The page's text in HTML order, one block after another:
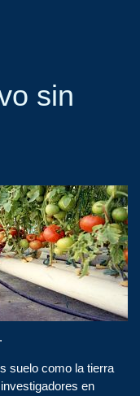
sin
suelo como la tierra
en